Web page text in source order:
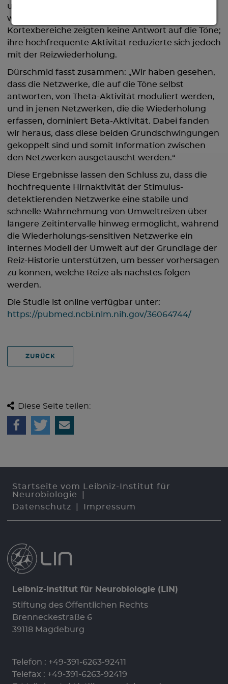
und das unabhängig davon, wie oft die Reize
wiederholt wurden. Andere benachbarte
Kortexbereiche zeigten keine Antwort auf die Töne;
ihre hochfrequente Aktivität reduzierte sich jedoch
mit der Reizwiederholung.
Dürschmid fasst zusammen: „Wir haben gesehen,
dass die Netzwerke, die auf die Töne selbst
antworten, von Theta-Aktivität moduliert werden,
und in jenen Netzwerken, die die Wiederholung
erfassen, dominiert Beta-Aktivität. Dabei fanden
wir heraus, dass diese beiden Grundschwingungen
gekoppelt sind und somit Information zwischen
den Netzwerken ausgetauscht werden.“
Diese Ergebnisse lassen den Schluss zu, dass die
hochfrequente Hirnaktivität der Stimulus-
detektierenden Netzwerke eine stabile und
schnelle Wahrnehmung von Umweltreizen über
längere Zeitintervalle hinweg ermöglicht, während
die Wiederholungs-sensitiven Netzwerke ein
internes Modell der Umwelt auf der Grundlage der
Reiz-Historie unterstützen, um besser vorhersagen
zu können, welche Reize als nächstes folgen
werden.
Die Studie ist online verfügbar unter:
https://pubmed.ncbi.nlm.nih.gov/36064744/
ZURÜCK
Diese Seite teilen:
Startseite vom Leibniz-Institut für
Neurobiologie
Datenschutz
Impressum
Leibniz-Institut für Neurobiologie (LIN)
Stiftung des Öffentlichen Rechts
Brenneckestraße 6
39118 Magdeburg
Telefon : +49-391-6263-92411
Telefax : +49-391-6263-92419